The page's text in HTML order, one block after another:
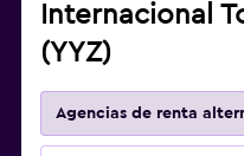
Internacional
(YYZ)
Agencias de renta